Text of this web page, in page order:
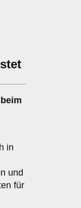
in
und
für